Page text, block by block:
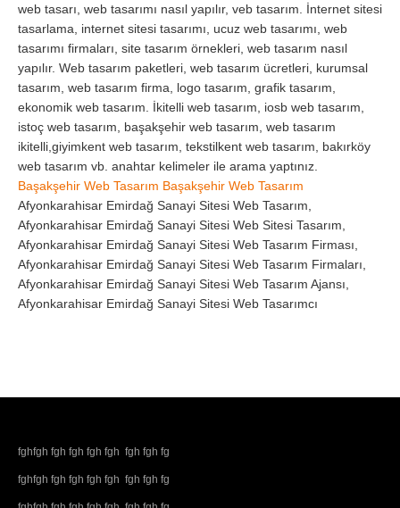
web tasarı, web tasarımı nasıl yapılır, veb tasarım. İnternet sitesi
tasarlama, internet sitesi tasarımı, ucuz web tasarımı, web
tasarımı firmaları, site tasarım örnekleri, web tasarım nasıl
yapılır. Web tasarım paketleri, web tasarım ücretleri, kurumsal
tasarım, web tasarım firma, logo tasarım, grafik tasarım,
ekonomik web tasarım. İkitelli web tasarım, iosb web tasarım,
istoç web tasarım, başakşehir web tasarım, web tasarım
ikitelli,giyimkent web tasarım, tekstilkent web tasarım, bakırköy
web tasarım vb. anahtar kelimeler ile arama yaptınız.
Başakşehir Web Tasarım Başakşehir Web Tasarım
Afyonkarahisar Emirdağ Sanayi Sitesi Web Tasarım,
Afyonkarahisar Emirdağ Sanayi Sitesi Web Sitesi Tasarım,
Afyonkarahisar Emirdağ Sanayi Sitesi Web Tasarım Firması,
Afyonkarahisar Emirdağ Sanayi Sitesi Web Tasarım Firmaları,
Afyonkarahisar Emirdağ Sanayi Sitesi Web Tasarım Ajansı,
Afyonkarahisar Emirdağ Sanayi Sitesi Web Tasarımcı
fghfgh fgh fgh fgh fgh fgh fgh fg
fghfgh fgh fgh fgh fgh fgh fgh fg